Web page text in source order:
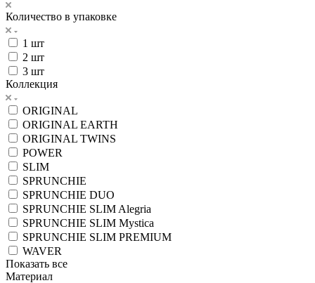
Количество в упаковке
1 шт
2 шт
3 шт
Коллекция
ORIGINAL
ORIGINAL EARTH
ORIGINAL TWINS
POWER
SLIM
SPRUNCHIE
SPRUNCHIE DUO
SPRUNCHIE SLIM Alegria
SPRUNCHIE SLIM Mystica
SPRUNCHIE SLIM PREMIUM
WAVER
Показать все
Материал